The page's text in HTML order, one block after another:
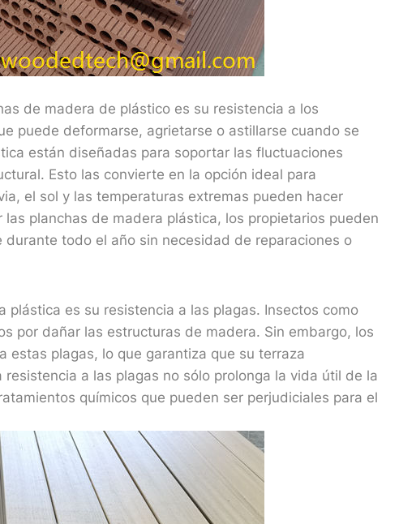
de madera de plástico es su resistencia a los
puede deformarse, agrietarse o astillarse cuando se
están diseñadas para soportar las fluctuaciones
Esto las convierte en la opción ideal para
el sol y las temperaturas extremas pueden hacer
planchas de madera plástica, los propietarios pueden
todo el año sin necesidad de reparaciones o
es su resistencia a las plagas. Insectos como
por dañar las estructuras de madera. Sin embargo, los
plagas, lo que garantiza que su terraza
a las plagas no sólo prolonga la vida útil de la
químicos que pueden ser perjudiciales para el